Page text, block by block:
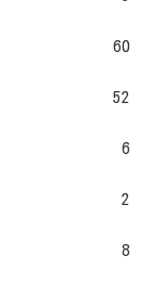
60
52
6
2
8